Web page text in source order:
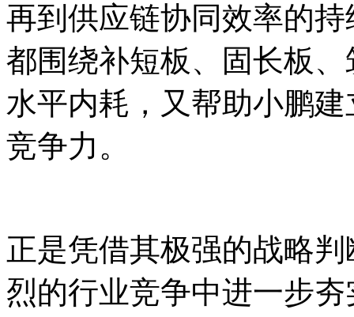
再到供应链协同效率的
都围绕补短板、固长板
水平内耗，又帮助小鹏
竞争力。
正是凭借其极强的战略
烈的行业竞争中进一步